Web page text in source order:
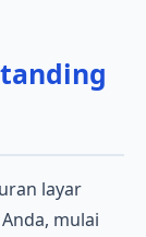
layar
mulai